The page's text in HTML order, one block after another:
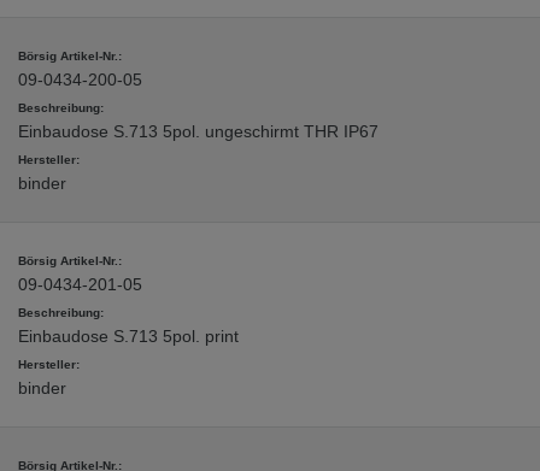
09-0434-200-05
Einbaudose S.713 5pol. ungeschirmt THR IP67
binder
09-0434-201-05
Einbaudose S.713 5pol. print
binder